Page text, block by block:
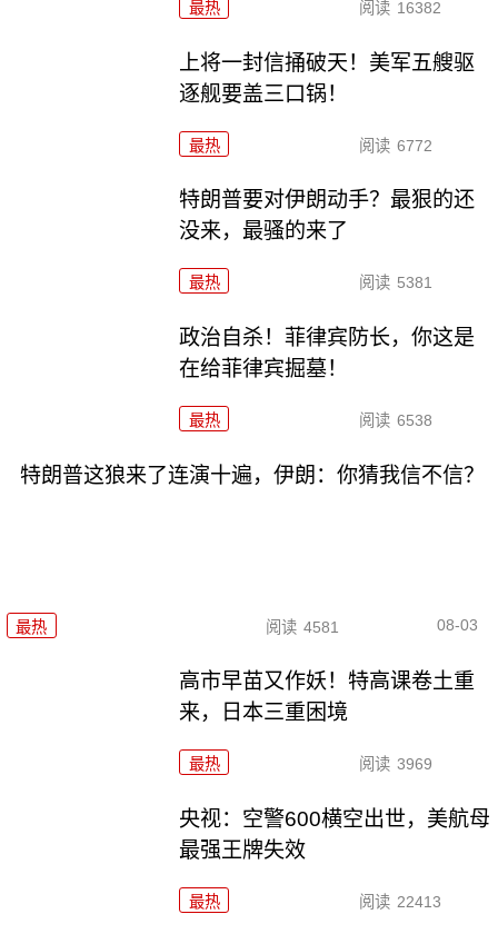
最热 阅读 16382
上将一封信捅破天！美军五艘驱
逐舰要盖三口锅！
最热 阅读 6772
特朗普要对伊朗动手？最狠的还
没来，最骚的来了
最热 阅读 5381
政治自杀！菲律宾防长，你这是
在给菲律宾掘墓！
最热 阅读 6538
特朗普这狼来了连演十遍，伊朗：你猜我信不信？
最热 阅读 4581 08-03
高市早苗又作妖！特高课卷土重
来，日本三重困境
最热 阅读 3969
央视：空警600横空出世，美航母
最强王牌失效
最热 阅读 22413